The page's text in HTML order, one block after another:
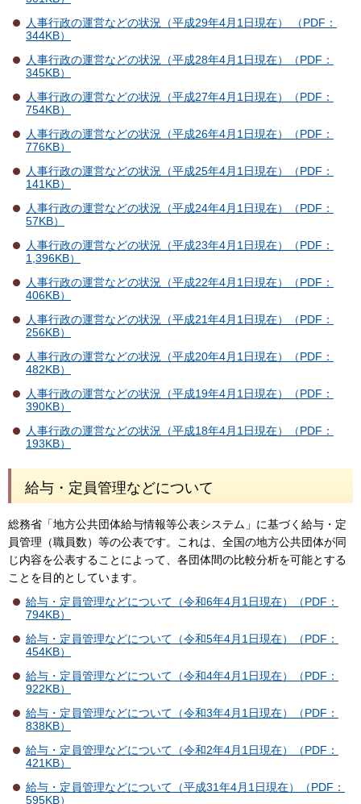
人事行政の運営などの状況（平成29年4月1日現在） （PDF：
344KB）
人事行政の運営などの状況（平成28年4月1日現在）（PDF：
345KB）
人事行政の運営などの状況（平成27年4月1日現在）（PDF：
754KB）
人事行政の運営などの状況（平成26年4月1日現在）（PDF：
776KB）
人事行政の運営などの状況（平成25年4月1日現在）（PDF：
141KB）
人事行政の運営などの状況（平成24年4月1日現在）（PDF：
57KB）
人事行政の運営などの状況（平成23年4月1日現在）（PDF：
1,396KB）
人事行政の運営などの状況（平成22年4月1日現在）（PDF：
406KB）
人事行政の運営などの状況（平成21年4月1日現在）（PDF：
256KB）
人事行政の運営などの状況（平成20年4月1日現在）（PDF：
482KB）
人事行政の運営などの状況（平成19年4月1日現在）（PDF：
390KB）
人事行政の運営などの状況（平成18年4月1日現在）（PDF：
193KB）
給与・定員管理などについて
総務省「地方公共団体給与情報等公表システム」に基づく給与・定
員管理（職員数）等の公表です。これは、全国の地方公共団体が同
じ内容を公表することによって、各団体間の比較分析を可能とする
ことを目的としています。
給与・定員管理などについて（令和6年4月1日現在）（PDF：
794KB）
給与・定員管理などについて（令和5年4月1日現在）（PDF：
454KB）
給与・定員管理などについて（令和4年4月1日現在）（PDF：
922KB）
給与・定員管理などについて（令和3年4月1日現在）（PDF：
838KB）
給与・定員管理などについて（令和2年4月1日現在）（PDF：
421KB）
給与・定員管理などについて（平成31年4月1日現在）（PDF：
595KB）